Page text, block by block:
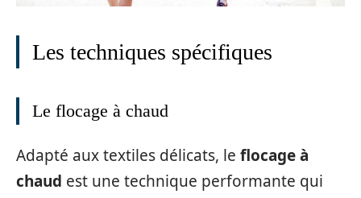
Les techniques spécifiques
Le flocage à chaud
Adapté aux textiles délicats, le flocage à
chaud est une technique performante qui